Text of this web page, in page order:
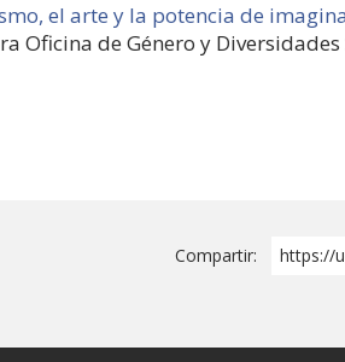
el arte y la potencia de
Oficina de Género y Diversidades
Compartir: https://